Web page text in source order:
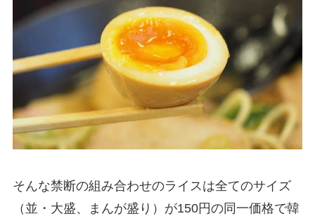
そんな禁断の組み合わせのライスは全てのサイズ
（並・大盛、まんが盛り）が150円の同一価格で韓